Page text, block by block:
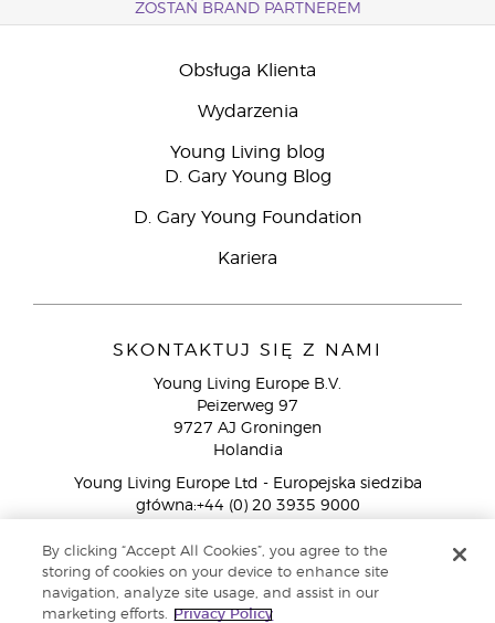
ZOSTAŃ BRAND PARTNEREM
Obsługa Klienta
Wydarzenia
Young Living blog
D. Gary Young Blog
D. Gary Young Foundation
Kariera
SKONTAKTUJ SIĘ Z NAMI
Young Living Europe B.V.
Peizerweg 97
9727 AJ Groningen
Holandia
Young Living Europe Ltd - Europejska siedziba
główna:+44 (0) 20 3935 9000
Copyright © 2021 Young Living Essential Oils. Wszystkie prawa
zastrzeżone. |
By clicking “Accept All Cookies”, you agree to the
storing of cookies on your device to enhance site
navigation, analyze site usage, and assist in our
marketing efforts.
Privacy Policy